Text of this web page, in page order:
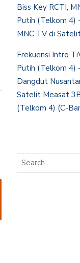
Biss Key RCTI,
Putih (Telkom 4)
MNC TV di
Frekuensi Intro
Putih (Telkom 4)
Dangdut
Satelit Measat
(Telkom 4) (C-